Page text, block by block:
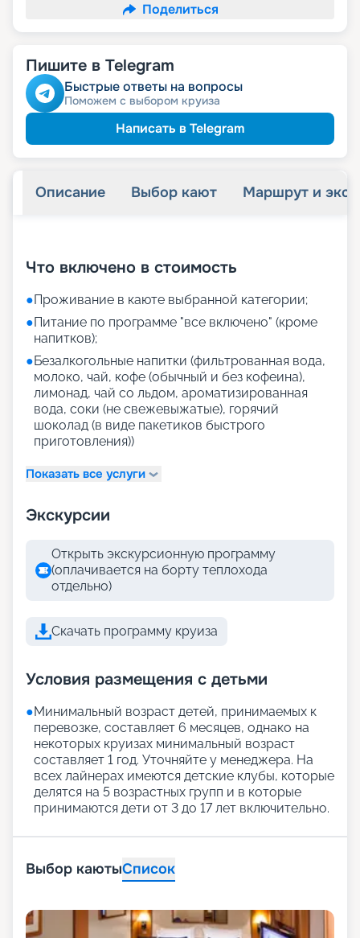
Поделиться
Пишите в Telegram
Быстрые ответы на вопросы
Поможем с выбором круиза
Написать в Telegram
Описание Выбор кают Маршрут и
Что включено в стоимость
●Проживание в каюте выбранной категории;
●Питание по программе "все включено" (кроме
напитков);
●Безалкогольные напитки (фильтрованная вода,
молоко, чай, кофе (обычный и без кофеина),
лимонад, чай со льдом, ароматизированная
вода, соки (не свежевыжатые), горячий
шоколад (в виде пакетиков быстрого
приготовления))
Показать все услуги
Экскурсии
Открыть экскурсионную программу
(оплачивается на борту теплохода
отдельно)
Скачать программу круиза
Условия размещения с детьми
●Минимальный возраст детей, принимаемых к
перевозке, составляет 6 месяцев, однако на
некоторых круизах минимальный возраст
составляет 1 год. Уточняйте у менеджера. На
всех лайнерах имеются детские клубы, которые
делятся на 5 возрастных групп и в которые
принимаются дети от 3 до 17 лет включительно.
Выбор каютыСписок